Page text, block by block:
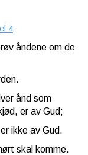
4:
åndene om de
ånd som
er av Gud;
ikke av Gud.
skal komme.